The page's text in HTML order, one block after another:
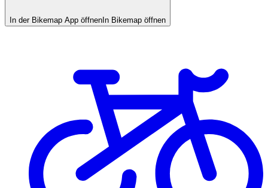
In der Bikemap App öffnen In Bikemap öffnen